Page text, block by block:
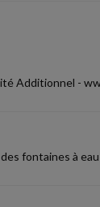
Additionnel -
fontaines à